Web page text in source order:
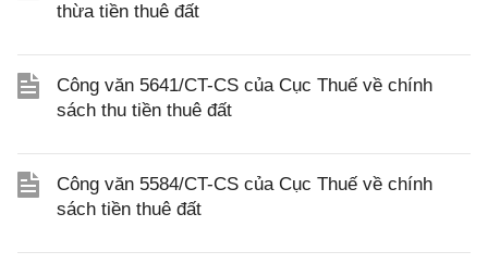
thừa tiền thuê đất
Công văn 5641/CT-CS của Cục Thuế về chính
sách thu tiền thuê đất
Công văn 5584/CT-CS của Cục Thuế về chính
sách tiền thuê đất